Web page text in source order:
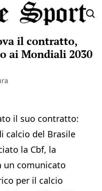
il contratto,
ai Mondiali 2030
il suo contratto:
calcio del Brasile
la Cbf, la
un comunicato
per il calcio